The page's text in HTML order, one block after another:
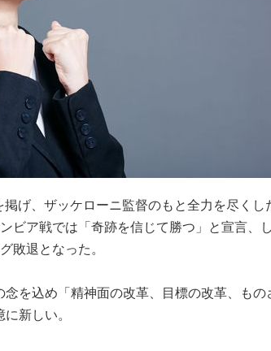
掲げ、ザッケローニ監督のもと全力を尽く
ビア戦では「奇跡を信じて勝つ」と宣言、
敗退となった。
を込め「精神面の改革、目標の改革、もの
新しい。